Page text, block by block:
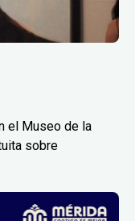
el Museo de la
sobre